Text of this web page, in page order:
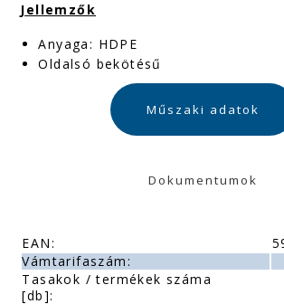
Jellemzők
Anyaga: HDPE
Oldalsó bekötésű
Műszaki adatok
Dokumentumok
EAN:
Vámtarifaszám:
Tasakok / termékek száma
[db]: